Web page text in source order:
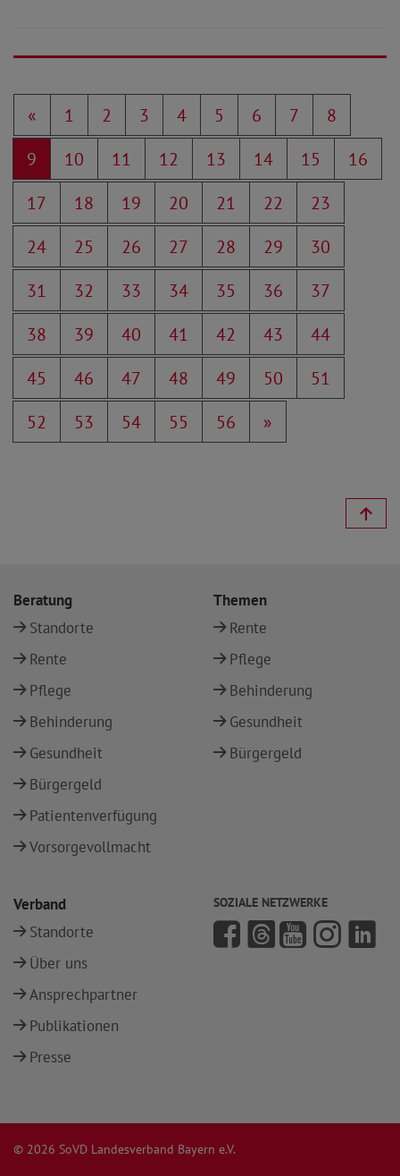
« 1 2 3 4 5 6 7
8
9
10 11 12 13 14 15
16
17
18 19 20 21 22
23
24
25 26 27 28 29
30
31
32 33 34 35 36
37
38
39 40 41 42 43
44
45
46 47 48 49 50
51
52
53 54 55 56 »
Beratung
Standorte
Rente
Pflege
Behinderung
Gesundheit
Bürgergeld
Patientenverfügung
Vorsorgevollmacht
Themen
Rente
Pflege
Behinderung
Gesundheit
Bürgergeld
Verband
Standorte
Über uns
Ansprechpartner
Publikationen
Presse
SOZIALE NETZWERKE
© 2026 SoVD Landesverband Bayern e.V.